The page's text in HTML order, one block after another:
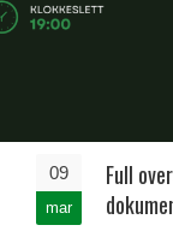
09
mar
Full